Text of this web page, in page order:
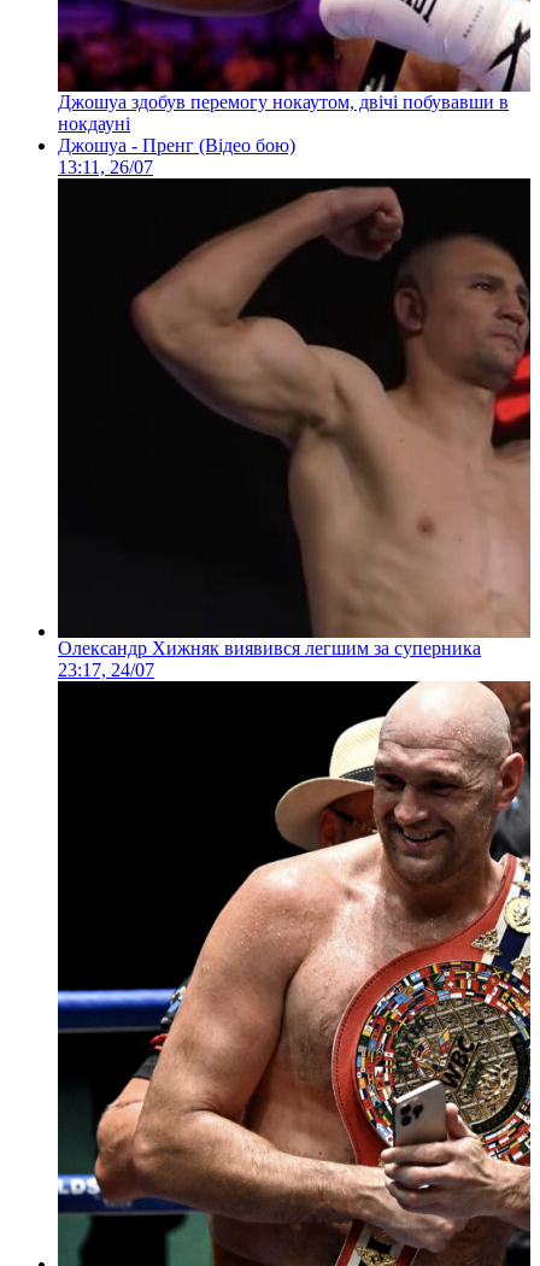
Джошуа здобув перемогу нокаутом, двічі побувавши в
нокдауні
Джошуа - Пренг (Відео бою)
13:11, 26/07
Олександр Хижняк виявився легшим за суперника
23:17, 24/07